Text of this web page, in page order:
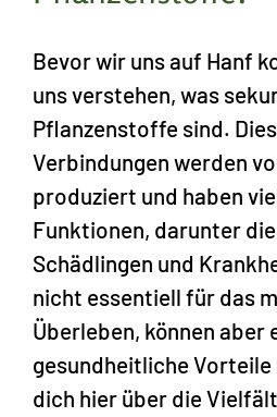
Bevor wir uns auf Hanf
uns verstehen, was
Pflanzenstoffe sind.
Verbindungen werden
produziert und haben
Funktionen, darunter
Schädlingen und
nicht essentiell für das
Überleben, können aber
gesundheitliche
dich hier über die